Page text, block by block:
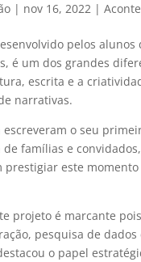
| nov 16, 2022|
pelos alunos
é um dos grandes
escrita e a
narrativas.
o seu
famílias e
prestigiar este
projeto é marcante
pesquisa de
o papel